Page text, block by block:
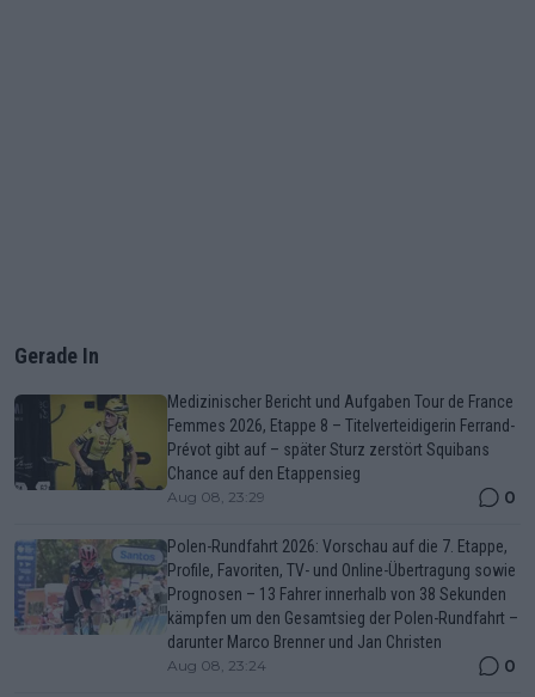
Gerade In
Medizinischer Bericht und Aufgaben Tour de France
Femmes 2026, Etappe 8 – Titelverteidigerin Ferrand-
Prévot gibt auf – später Sturz zerstört Squibans
Chance auf den Etappensieg
Aug 08, 23:29 0
Polen-Rundfahrt 2026: Vorschau auf die 7. Etappe,
Profile, Favoriten, TV- und Online-Übertragung sowie
Prognosen – 13 Fahrer innerhalb von 38 Sekunden
kämpfen um den Gesamtsieg der Polen-Rundfahrt –
darunter Marco Brenner und Jan Christen
Aug 08, 23:24 0